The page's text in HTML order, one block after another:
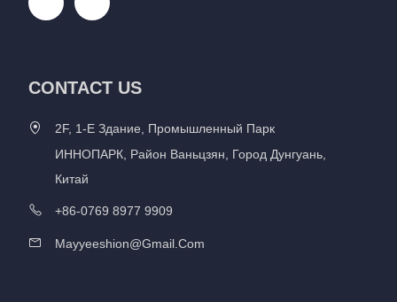
CONTACT US
2F, 1-Е Здание, Промышленный Парк
ИННОПАРК, Район Ваньцзян, Город Дунгуань,
Китай
+86-0769 8977 9909
Mayyeeshion@gmail.com